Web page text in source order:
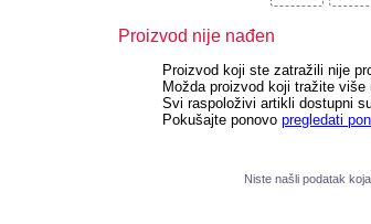
Proizvod nije nađen
Proizvod koji ste zatražili nije
Možda proizvod koji tražite više
Svi raspoloživi artikli dostupni
Pokušajte ponovo pregledati
Niste našli podatak